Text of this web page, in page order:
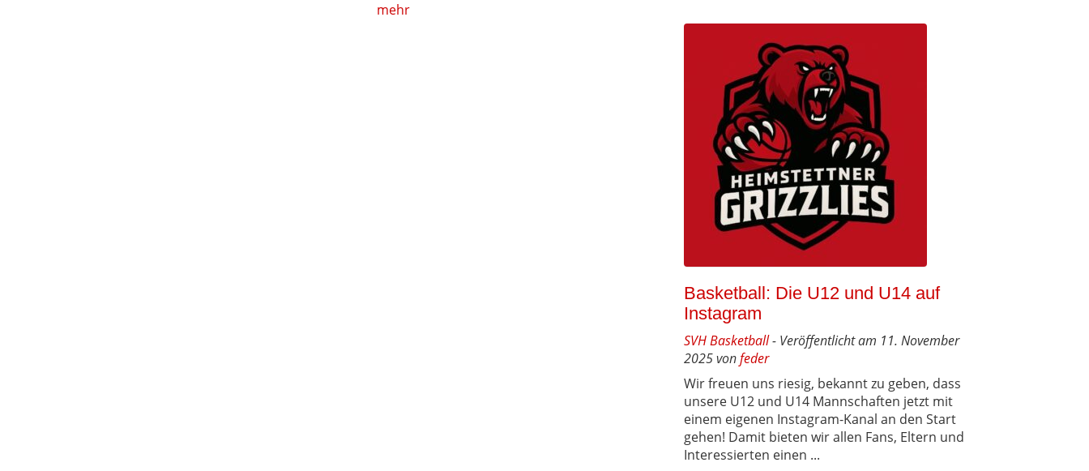
mehr
Basketball: Die U12 und U14 auf
Instagram
SVH Basketball- Veröffentlicht am 11. November
2025 vonfeder
Wir freuen uns riesig, bekannt zu geben, dass
unsere U12 und U14 Mannschaften jetzt mit
einem eigenen Instagram-Kanal an den Start
gehen! Damit bieten wir allen Fans, Eltern und
Interessierten einen ...